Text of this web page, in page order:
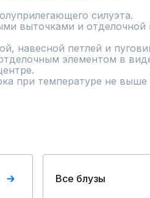
силуэта.
выточками и отделочной
навесной петлей и
элементом в
при температуре не выше
Все блузы